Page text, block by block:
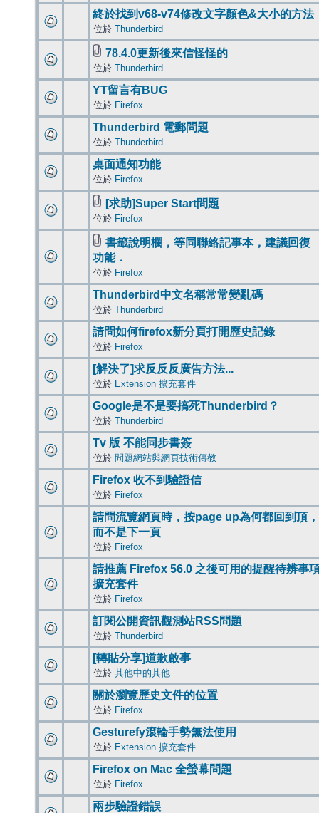
終於找到v68-v74修改文字顏色&大小的方法
位於 Thunderbird
78.4.0更新後來信怪怪的
位於 Thunderbird
YT留言有BUG
位於 Firefox
Thunderbird 電郵問題
位於 Thunderbird
桌面通知功能
位於 Firefox
[求助]Super Start問題
位於 Firefox
書籤說明欄，等同聯絡記事本，建議回復
功能．
位於 Firefox
Thunderbird中文名稱常常變亂碼
位於 Thunderbird
請問如何firefox新分頁打開歷史記錄
位於 Firefox
[解決了]求反反反廣告方法...
位於 Extension 擴充套件
Google是不是要搞死Thunderbird？
位於 Thunderbird
Tv 版 不能同步書簽
位於 問題網站與網頁技術傳教
Firefox 收不到驗證信
位於 Firefox
請問流覽網頁時，按page up為何都回到頂，
而不是下一頁
位於 Firefox
請推薦 Firefox 56.0 之後可用的提醒待辨事
擴充套件
位於 Firefox
訂閱公開資訊觀測站RSS問題
位於 Thunderbird
[轉貼分享]道歉啟事
位於 其他中的其他
關於瀏覽歷史文件的位置
位於 Firefox
Gesturefy滾輪手勢無法使用
位於 Extension 擴充套件
Firefox on Mac 全螢幕問題
位於 Firefox
兩步驗證錯誤